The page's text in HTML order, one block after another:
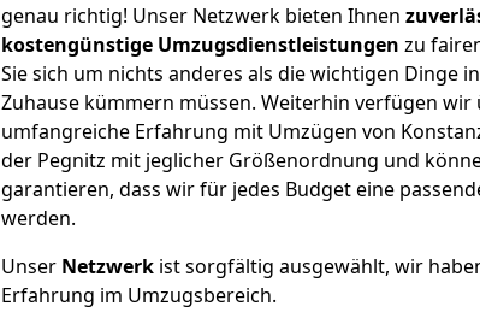
genau richtig! Unser Netzwerk bieten Ihnen
kostengünstige Umzugsdienstleistungen zu
Sie sich um nichts anderes als die wichtigen Dinge
Zuhause kümmern müssen. Weiterhin verfügen wir
umfangreiche Erfahrung mit Umzügen von
der Pegnitz mit jeglicher Größenordnung und
garantieren, dass wir für jedes Budget eine
werden.
Unser Netzwerk ist sorgfältig ausgewählt, wir
Erfahrung im Umzugsbereich.